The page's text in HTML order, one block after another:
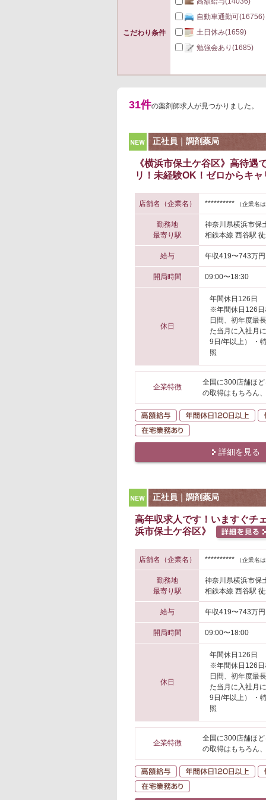
こだわり条件
自動車通勤可(16756)
土日休み(1659)
勉強会あり (1685)
31件の薬剤師求人が見つかりました。
NEW
正社員｜調剤薬局
《横浜市保土ケ谷区》高待
リ！未経験OK！ゼロからキ
店舗名（企業名） ********** （企業名
勤務地
最寄り駅
神奈川県横浜市保
相鉄本線 西谷駅
給与 年収419〜743万円
開局時間 09:00〜18:30
休日
年間休日126日
※年間休日126日
日間、初年度最
た当月に入社月
9日/年以上） ・
照
企業特徴
全国に300店舗ほ
の取得はもちろん
高額給与
詳細を見る
NEW
正社員｜調剤薬局
高年収求人です！いますぐチ
浜市保土ケ谷区》
店舗名（企業名） ********** （企業名
勤務地
最寄り駅
神奈川県横浜市保
相鉄本線 西谷駅
給与 年収419〜743万円
開局時間 09:00〜18:00
休日
年間休日126日
※年間休日126日
日間、初年度最
た当月に入社月
9日/年以上） ・
照
企業特徴
全国に300店舗ほ
の取得はもちろん
高額給与